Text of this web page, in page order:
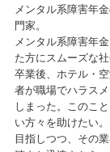
メンタル系障害年
門家。
メンタル系障害年
た方にスムーズな
卒業後、ホテル・
者が職場でハラス
しまった。このこ
い方々を助けたい
目指しつつ、その